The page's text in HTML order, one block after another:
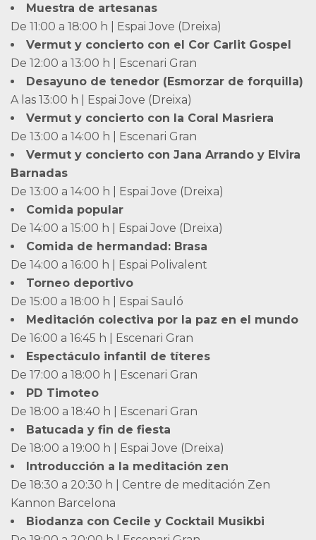
Muestra de artesanas
De 11:00 a 18:00 h | Espai Jove (Dreixa)
Vermut y concierto con el Cor Carlit Gospel
De 12:00 a 13:00 h | Escenari Gran
Desayuno de tenedor (Esmorzar de forquilla)
A las 13:00 h | Espai Jove (Dreixa)
Vermut y concierto con la Coral Masriera
De 13:00 a 14:00 h | Escenari Gran
Vermut y concierto con Jana Arrando y Elvira
Barnadas
De 13:00 a 14:00 h | Espai Jove (Dreixa)
Comida popular
De 14:00 a 15:00 h | Espai Jove (Dreixa)
Comida de hermandad: Brasa
De 14:00 a 16:00 h | Espai Polivalent
Torneo deportivo
De 15:00 a 18:00 h | Espai Sauló
Meditación colectiva por la paz en el mundo
De 16:00 a 16:45 h | Escenari Gran
Espectáculo infantil de títeres
De 17:00 a 18:00 h | Escenari Gran
PD Timoteo
De 18:00 a 18:40 h | Escenari Gran
Batucada y fin de fiesta
De 18:00 a 19:00 h | Espai Jove (Dreixa)
Introducción a la meditación zen
De 18:30 a 20:30 h | Centre de meditación Zen
Kannon Barcelona
Biodanza con Cecile y Cocktail Musikbi